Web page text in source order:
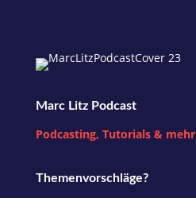
Marc Litz Podcast
Podcasting, Tutorials & mehr
Themenvorschläge?